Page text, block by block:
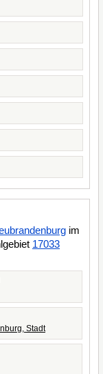
im
17033
Stadt